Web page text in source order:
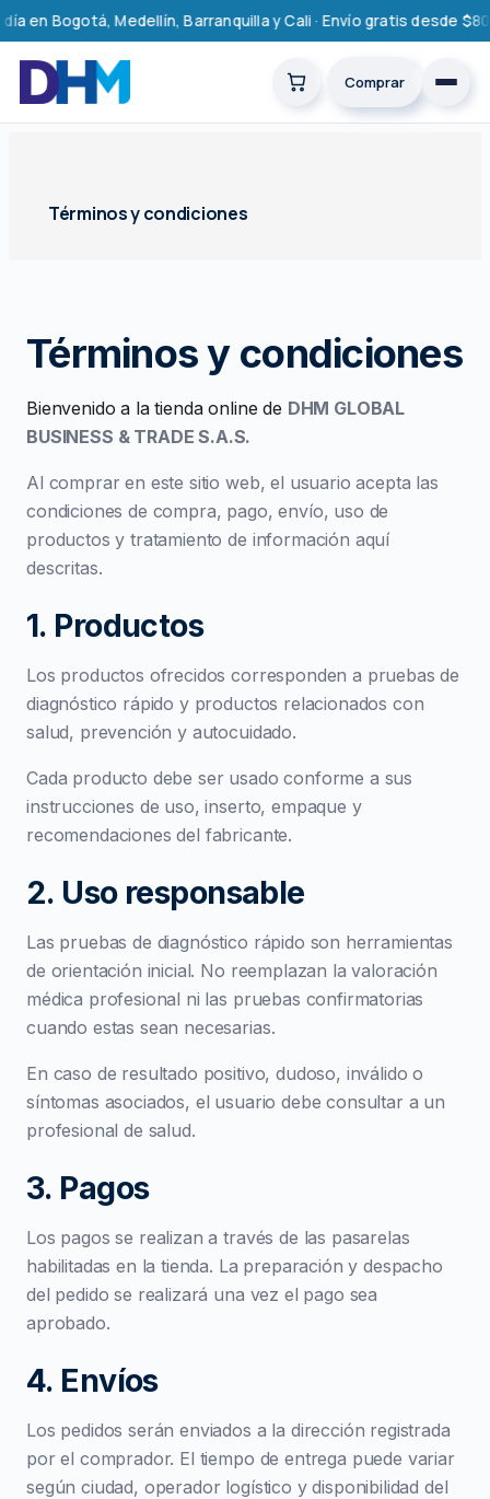
Saltar
al
contenido
en Bogotá, Medellín, Barranquilla y Cali · Envío gratis desde
Comprar
Términos y condiciones
Términos y condiciones
Bienvenido a la tienda online de DHM GLOBAL
BUSINESS & TRADE S.A.S.
Al comprar en este sitio web, el usuario acepta las
condiciones de compra, pago, envío, uso de
productos y tratamiento de información aquí
descritas.
1. Productos
Los productos ofrecidos corresponden a pruebas de
diagnóstico rápido y productos relacionados con
salud, prevención y autocuidado.
Cada producto debe ser usado conforme a sus
instrucciones de uso, inserto, empaque y
recomendaciones del fabricante.
2. Uso responsable
Las pruebas de diagnóstico rápido son herramientas
de orientación inicial. No reemplazan la valoración
médica profesional ni las pruebas confirmatorias
cuando estas sean necesarias.
En caso de resultado positivo, dudoso, inválido o
síntomas asociados, el usuario debe consultar a un
profesional de salud.
3. Pagos
Los pagos se realizan a través de las pasarelas
habilitadas en la tienda. La preparación y despacho
del pedido se realizará una vez el pago sea
aprobado.
4. Envíos
Los pedidos serán enviados a la dirección registrada
por el comprador. El tiempo de entrega puede variar
según ciudad, operador logístico y disponibilidad del